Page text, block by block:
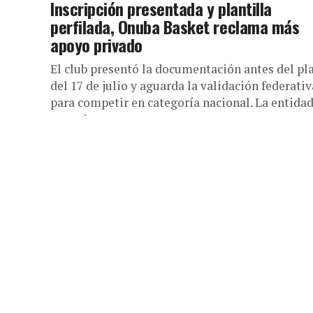
Inscripción presentada y plantilla
perfilada, Onuba Basket reclama más
apoyo privado
El club presentó la documentación antes del
del 17 de julio y aguarda la validación
para competir en categoría nacional. La entidad
anuncia una...